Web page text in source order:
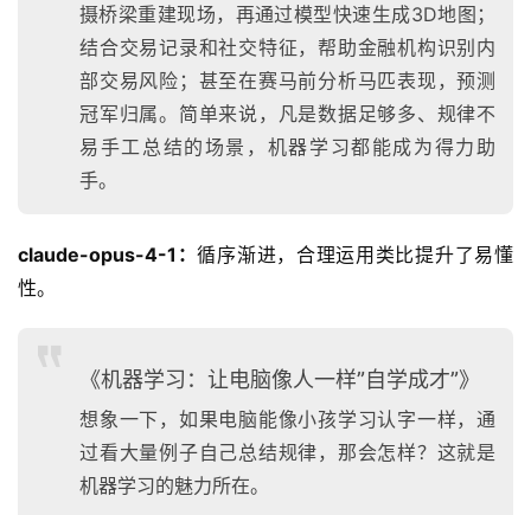
摄桥梁重建现场，再通过模型快速生成3D地图；
结合交易记录和社交特征，帮助金融机构识别内
部交易风险；甚至在赛马前分析马匹表现，预测
冠军归属。简单来说，凡是数据足够多、规律不
易手工总结的场景，机器学习都能成为得力助
手。
claude-opus-4-1：循序渐进，合理运用类比提升了易懂
性。
《机器学习：让电脑像人一样”自学成才”》
想象一下，如果电脑能像小孩学习认字一样，通
过看大量例子自己总结规律，那会怎样？这就是
机器学习的魅力所在。